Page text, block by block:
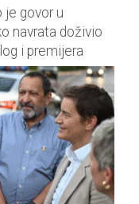
je govor u
navrata doživio
i premijera